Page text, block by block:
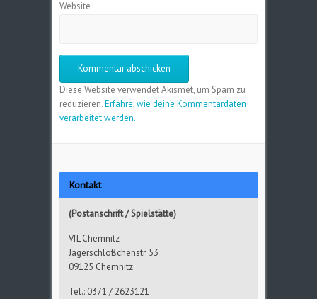
Website
Diese Website verwendet Akismet, um Spam zu
reduzieren.Erfahre, wie deine Kommentardaten
verarbeitet werden.
Kontakt
(Postanschrift / Spielstätte)
VfL Chemnitz
Jägerschlößchenstr. 53
09125 Chemnitz
Tel.: 0371 / 2623121